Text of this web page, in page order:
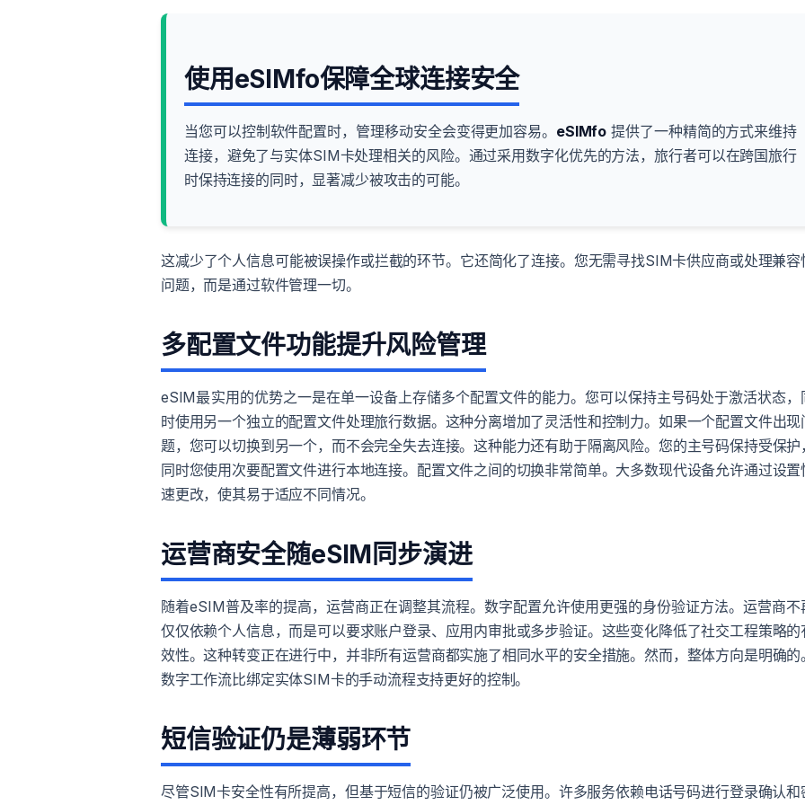
使用eSIMfo保障全球连接安全
当您可以控制软件配置时，管理移动安全会变得更加容易。 eSIMfo 提供了一种精简的方式来维持
连接，避免了与实体SIM卡处理相关的风险。通过采用数字化优先的方法，旅行者可以在跨国旅行
时保持连接的同时，显著减少被攻击的可能。
这减少了个人信息可能被误操作或拦截的环节。它还简化了连接。您无需寻找SIM卡供应商或处理兼容
问题，而是通过软件管理一切。
多配置文件功能提升风险管理
eSIM最实用的优势之一是在单一设备上存储多个配置文件的能力。您可以保持主号码处于激活状态，
时使用另一个独立的配置文件处理旅行数据。这种分离增加了灵活性和控制力。如果一个配置文件出现
题，您可以切换到另一个，而不会完全失去连接。这种能力还有助于隔离风险。您的主号码保持受保护
同时您使用次要配置文件进行本地连接。配置文件之间的切换非常简单。大多数现代设备允许通过设置
速更改，使其易于适应不同情况。
运营商安全随eSIM同步演进
随着eSIM普及率的提高，运营商正在调整其流程。数字配置允许使用更强的身份验证方法。运营商不
仅仅依赖个人信息，而是可以要求账户登录、应用内审批或多步验证。这些变化降低了社交工程策略的
效性。这种转变正在进行中，并非所有运营商都实施了相同水平的安全措施。然而，整体方向是明确的
数字工作流比绑定实体SIM卡的手动流程支持更好的控制。
短信验证仍是薄弱环节
尽管SIM卡安全性有所提高，但基于短信的验证仍被广泛使用。许多服务依赖电话号码进行登录确认和